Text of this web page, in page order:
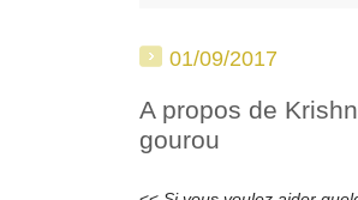
01/09/2017
A propos de
gourou